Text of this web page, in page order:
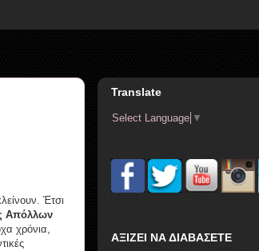
Έτσι
Απόλλων
χρόνια,
Translate
Select Language ▼
ΑΞΙΖΕΙ ΝΑ ΔΙΑΒΑΣΕΤΕ